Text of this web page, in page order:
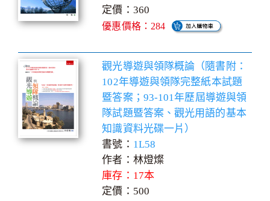
定價：360
優惠價格：284
觀光導遊與領隊概論（隨書附：
102年導遊與領隊完整紙本試題
暨答案；93-101年歷屆導遊與領
隊試題暨答案、觀光用語的基本
知識資料光碟一片）
書號： 1L58
作者：林燈燦
庫存：17本
定價：500